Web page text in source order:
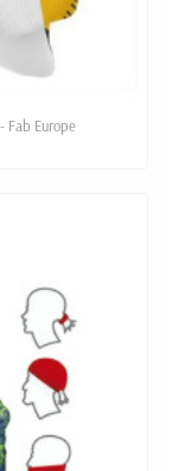
Fab Europe